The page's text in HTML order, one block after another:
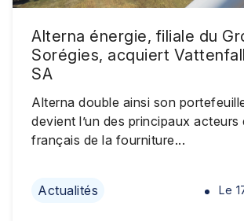
Alterna énergie, filiale du
Sorégies, acquiert
SA
Alterna double ainsi son
devient l’un des principaux acteurs
français de la fourniture...
Actualités Le